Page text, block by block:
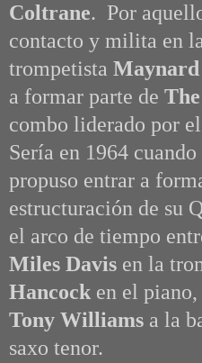
Coltrane. Por
contacto y milita en
trompetista Maynard
a formar parte de
combo liderado por
Sería en 1964 cuando
propuso entrar a
estructuración de su
el arco de tiempo
Miles Davis en la
Hancock en el piano,
Tony Williams a la
saxo tenor.